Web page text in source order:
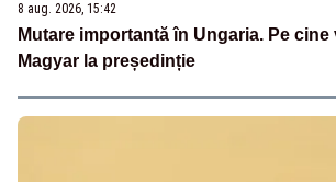
8 aug. 2026, 15:42
Mutare importantă în Ungaria. Pe cine
Magyar la președinție